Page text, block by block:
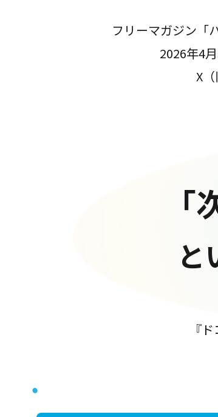
フリーマガジン「
2026年4
X
と
『